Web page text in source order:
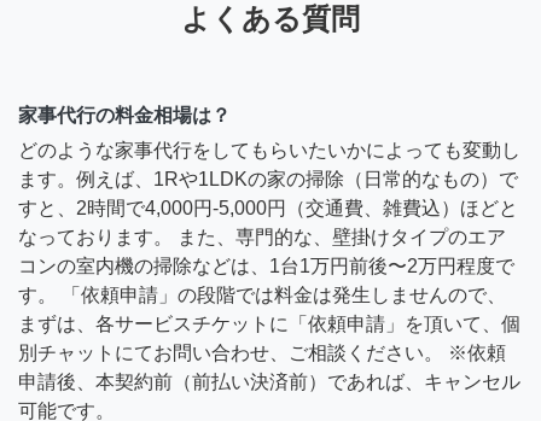
よくある質問
家事代行の料金相場は？
どのような家事代行をしてもらいたいかによっても変動し
ます。例えば、1Rや1LDKの家の掃除（日常的なもの）で
すと、2時間で4,000円-5,000円（交通費、雑費込）ほどと
なっております。 また、専門的な、壁掛けタイプのエア
コンの室内機の掃除などは、1台1万円前後〜2万円程度で
す。 「依頼申請」の段階では料金は発生しませんので、
まずは、各サービスチケットに「依頼申請」を頂いて、個
別チャットにてお問い合わせ、ご相談ください。 ※依頼
申請後、本契約前（前払い決済前）であれば、キャンセル
可能です。